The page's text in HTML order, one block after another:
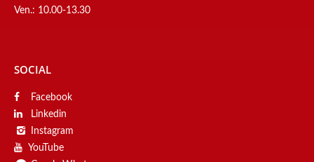
Ven.: 10.00-13.30
SOCIAL
Facebook
Linkedin
Instagram
YouTube